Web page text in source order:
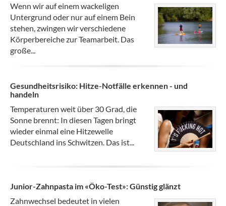
Wenn wir auf einem wackeligen
Untergrund oder nur auf einem Bein
stehen, zwingen wir verschiedene
Körperbereiche zur Teamarbeit. Das
große...
Gesundheitsrisiko: Hitze-Notfälle erkennen - und
handeln
Temperaturen weit über 30 Grad, die
Sonne brennt: In diesen Tagen bringt
wieder einmal eine Hitzewelle
Deutschland ins Schwitzen. Das ist...
Junior-Zahnpasta im «Öko-Test»: Günstig glänzt
Zahnwechsel bedeutet in vielen